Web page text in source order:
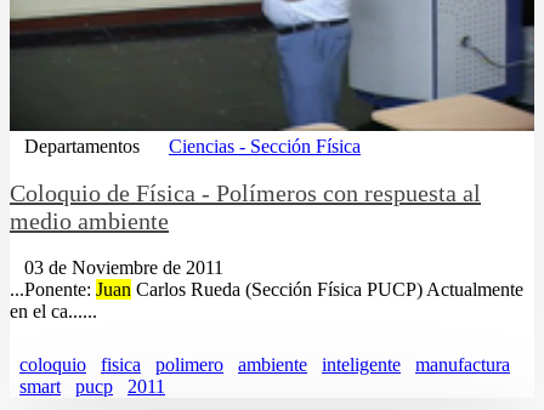
Departamentos Ciencias - Sección Física
Coloquio de Física - Polímeros con respuesta al
medio ambiente
03 de Noviembre de 2011
...Ponente: Juan Carlos Rueda (Sección Física PUCP) Actualmente
en el ca......
coloquio fisica polimero ambiente inteligente
manufactura
smart
pucp 2011